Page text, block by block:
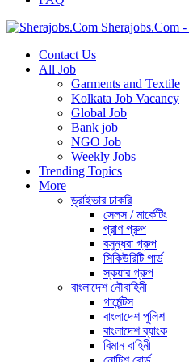
Sherajobs.Com
Contact Us
All Job
Garments and Textile
Kolkata Job Vacancy
Global Job
Bank job
NGO Job
Weekly Jobs
Trending Topics
More
ড্রাইভার চাকরি
সেলস / মার্কেটিং
প্রাণ গ্রুপ
বসুন্ধরা গ্রুপ
সিকিউরিটি গার্ড
স্কয়ার গ্রুপ
বাংলাদেশ নৌবাহিনী
গার্মেন্টস
বাংলাদেশ পুলিশ
বাংলাদেশ ব্যাংক
বিমান বাহিনী